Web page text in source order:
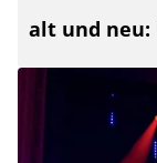
alt und neu: